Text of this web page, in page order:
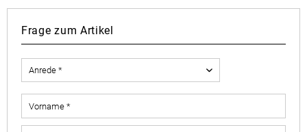
Frage zum Artikel